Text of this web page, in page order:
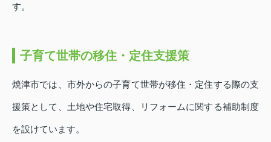
す。
子育て世帯の移住・定住支援策
焼津市では、市外からの子育て世帯が移住・定住する際の支
援策として、土地や住宅取得、リフォームに関する補助制度
を設けています。